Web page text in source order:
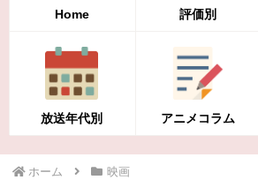
Home 評価別
放送年代別 アニメコラム
ホーム 映画